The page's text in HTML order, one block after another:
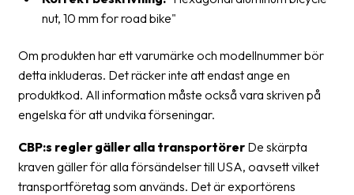
nut, 10 mm for road bike"
Om produkten har ett varumärke och modellnummer bör
detta inkluderas. Det räcker inte att endast ange en
produktkod. All information måste också vara skriven på
engelska för att undvika förseningar.
CBP:s regler gäller alla transportörer De skärpta
kraven gäller för alla försändelser till USA, oavsett vilket
transportföretag som används. Det är exportörens